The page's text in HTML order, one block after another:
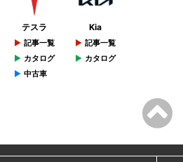
テスラ
記事一覧
カタログ
中古車
Kia
記事一覧
カタログ